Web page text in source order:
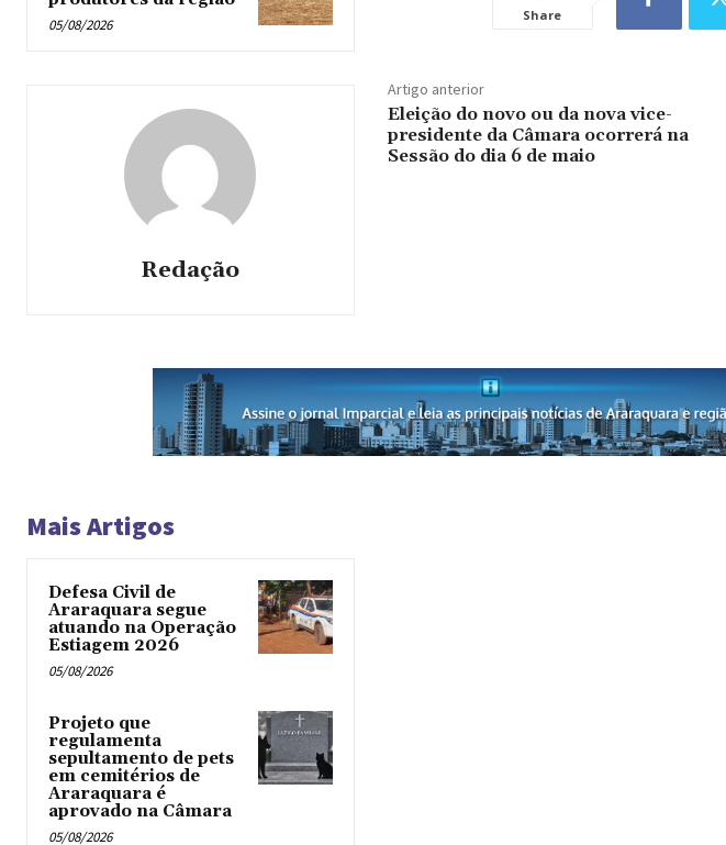
05/08/2026
Redação
Share
Artigo anterior
Eleição do novo ou da nova vice-
presidente da Câmara ocorrerá na
Sessão do dia 6 de maio
Mais Artigos
Defesa Civil de
Araraquara segue
atuando na Operação
Estiagem 2026
05/08/2026
Projeto que
regulamenta
sepultamento de pets
em cemitérios de
Araraquara é
aprovado na Câmara
05/08/2026